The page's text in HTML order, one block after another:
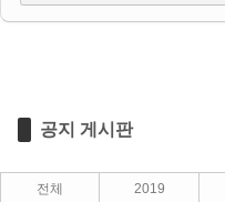
공지 게시판
전체 2019